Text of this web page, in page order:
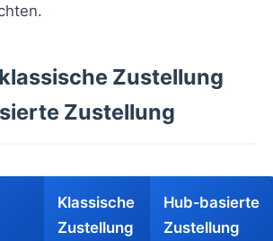
Zustellung
Zustellung
Klassische
Zustellung
Hub‑basierte
Zustellung